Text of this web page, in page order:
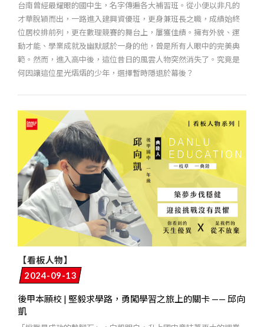
台南曾經最耀眼的國中生，名字傳遍各大補習班。從小便以非凡的
才華脫穎而出，一路進入建興資優班，更身兼班長之職，成績始終
位居校排前列，更在數理競賽的舞台上，屢獲佳績。擁有外貌、運
動才能、學業成就及幽默感於一身的他，曾是所有人眼中的完美典
範。然而，進入高中後，這位昔日的風雲人物突然消失了。究竟是
何因讓這位星光熠熠的少年，選擇暫時隱退於幕後？
【看板人物】
2024-09-13
後甲本願校 | 堅毅求學路，勇闖學習之旅上的關卡 —— 邱向
凱